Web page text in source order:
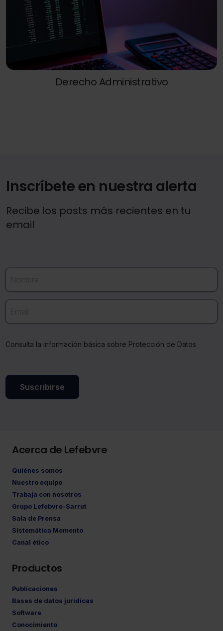
Derecho Administrativo
Inscríbete en nuestra alerta
Recibe los posts más recientes en tu
email
Consulta la información básica sobre Protección de Datos
Suscribirse
Acerca de Lefebvre
Quiénes somos
Nuestro equipo
Trabaja con nosotros
Grupo Lefebvre-Sarrut
Sala de Prensa
Sistemática Memento
Canal ético
Productos
Publicaciones
Bases de datos jurídicas
Software
Conocimiento